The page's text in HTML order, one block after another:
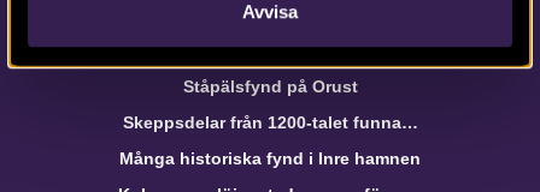
Avvisa
Arkeologerna i media
Arkeologer på jakt efter Getakärr
Ståpälsfynd på Orust
Skeppsdelar från 1200-talet funna…
Många historiska fynd i Inre hamnen